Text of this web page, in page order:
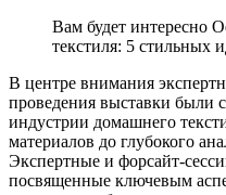
Вам будет интересно
текстиля: 5 стильных
В центре внимания
проведения выставки были
индустрии домашнего
материалов до глубокого
Экспертные и форсайт-
посвященные ключевым